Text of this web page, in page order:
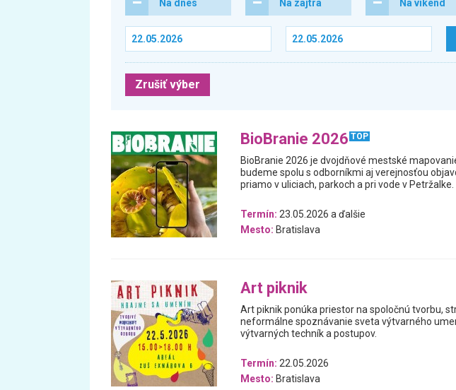
Na dnes Na zajtra Na víkend
Zrušiť výber
BioBranie 2026 TOP
BioBranie 2026 je dvojdňové mestské
budeme spolu s odborníkmi aj verejnosťou
priamo v uliciach, parkoch a pri vode v Petržalke.
Termín: 23.05.2026 a ďalšie
Mesto: Bratislava
Art piknik
Art piknik ponúka priestor na spoločnú tvorbu,
neformálne spoznávanie sveta výtvarného
výtvarných techník a postupov.
Termín: 22.05.2026
Mesto: Bratislava